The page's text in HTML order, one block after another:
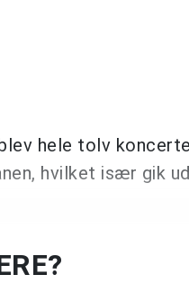
hele tolv
hvilket især gik